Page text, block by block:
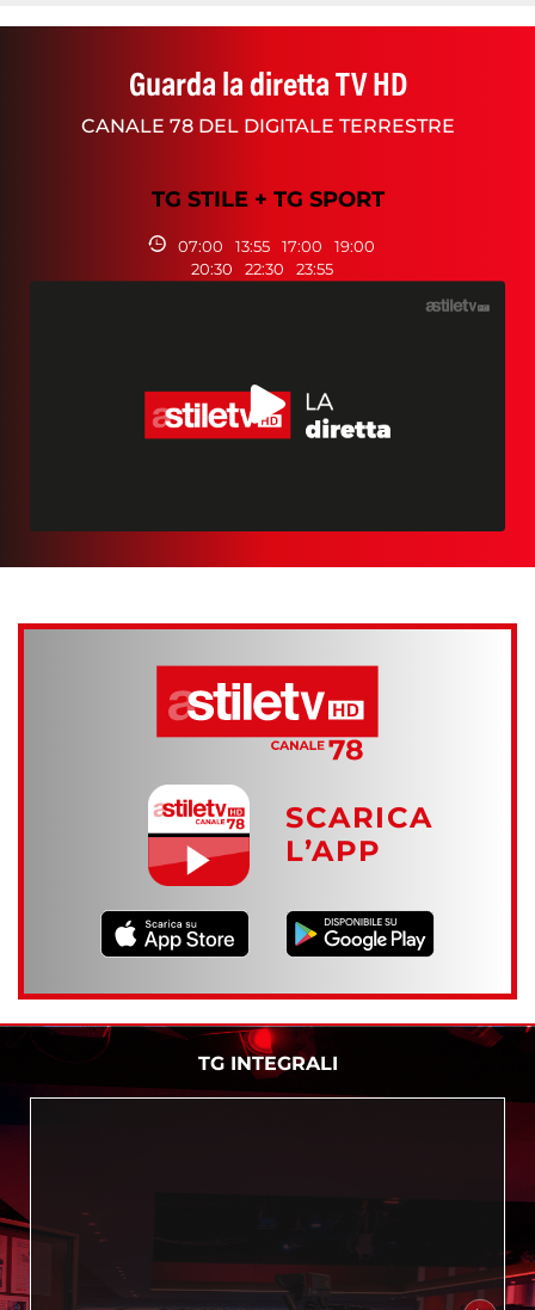
Guarda la diretta TV HD
CANALE 78 DEL DIGITALE TERRESTRE
TG STILE + TG SPORT
07:00 13:55 17:00
19:00
20:30
22:30 23:55
TG INTEGRALI
SCARICA
L’APP